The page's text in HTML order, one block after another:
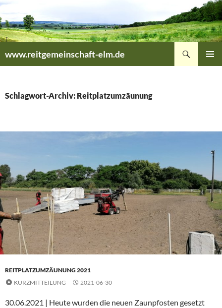
Zum
Inhalt
springen
www.reitgemeinschaft-elm.de
Schlagwort-Archiv: Reitplatzumzäunung
REITPLATZUMZÄUNUNG 2021
KURZMITTEILUNG
2021-06-30
30.06.2021 | Heute wurden die neuen Zaunpfosten gesetzt